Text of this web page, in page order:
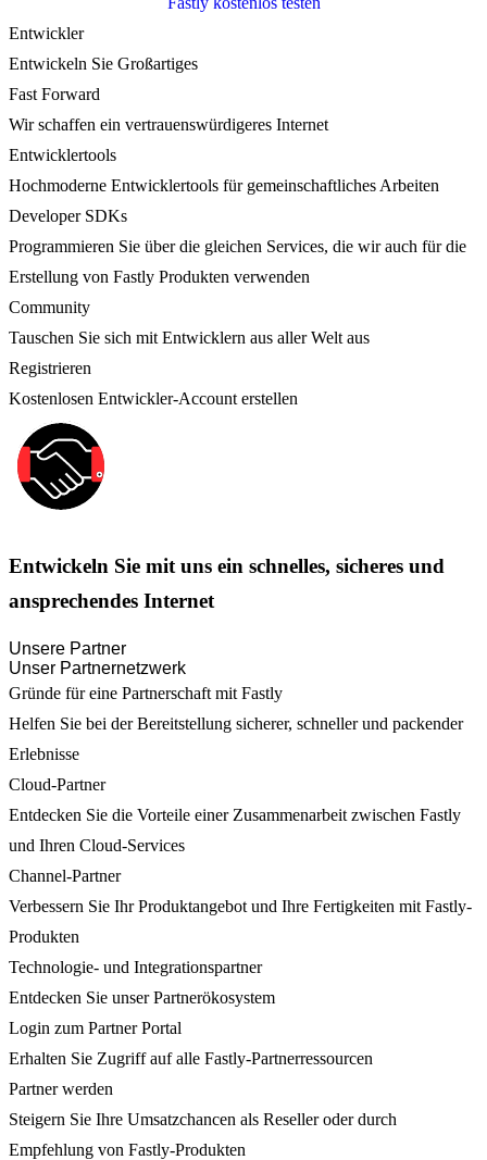
Entwickler
Entwickeln Sie Großartiges
Fast Forward
Wir schaffen ein vertrauenswürdigeres Internet
Entwicklertools
Hochmoderne Entwicklertools für gemeinschaftliches Arbeiten
Developer SDKs
Programmieren Sie über die gleichen Services, die wir auch für die
Erstellung von Fastly Produkten verwenden
Community
Tauschen Sie sich mit Entwicklern aus aller Welt aus
Registrieren
Kostenlosen Entwickler-Account erstellen
Entwickeln Sie mit uns ein schnelles, sicheres und
ansprechendes Internet
Unsere Partner
Unser Partnernetzwerk
Gründe für eine Partnerschaft mit Fastly
Helfen Sie bei der Bereitstellung sicherer, schneller und packender
Erlebnisse
Cloud-Partner
Entdecken Sie die Vorteile einer Zusammenarbeit zwischen Fastly
und Ihren Cloud-Services
Channel-Partner
Verbessern Sie Ihr Produktangebot und Ihre Fertigkeiten mit Fastly-
Produkten
Technologie- und Integrationspartner
Entdecken Sie unser Partnerökosystem
Login zum Partner Portal
Erhalten Sie Zugriff auf alle Fastly-Partnerressourcen
Partner werden
Steigern Sie Ihre Umsatzchancen als Reseller oder durch
Empfehlung von Fastly-Produkten